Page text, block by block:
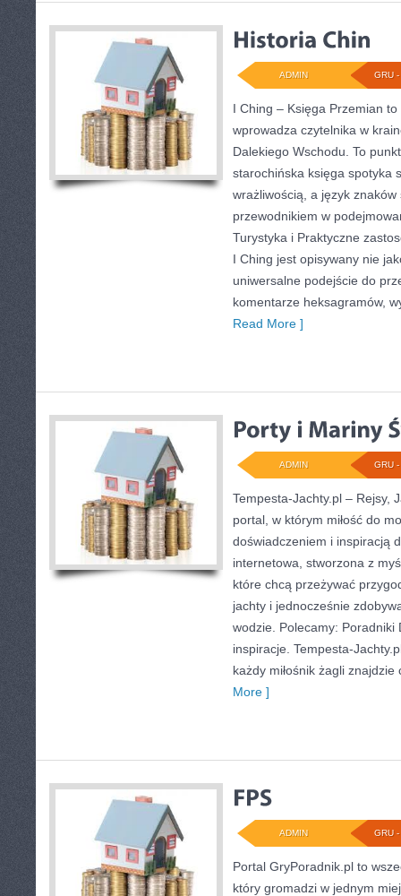
GRU
ADMIN
I Ching – Księga Przemian
wprowadza czytelnika w
Dalekiego Wschodu. To
starochińska księga spotyka
wrażliwością, a język
przewodnikiem w
Turystyka i Praktyczne
I Ching jest opisywany nie
uniwersalne podejście do
komentarze heksagramów,
Read More ]
GRU
ADMIN
Tempesta-Jachty.pl – Rejsy,
portal, w którym miłość do
doświadczeniem i inspiracją
internetowa, stworzona z
które chcą przeżywać
jachty i jednocześnie
wodzie. Polecamy:
inspiracje. Tempesta-
każdy miłośnik żagli
More ]
GRU
ADMIN
Portal GryPoradnik.pl to
który gromadzi w jednym